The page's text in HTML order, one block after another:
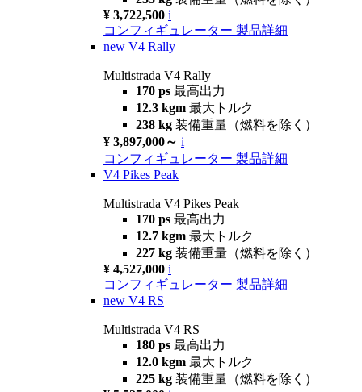
¥ 3,722,500 i
コンフィギュレーター 製品詳細
new V4 Rally
Multistrada V4 Rally
170 ps 最高出力
12.3 kgm 最大トルク
238 kg 装備重量（燃料を除く）
¥ 3,897,000～ i
コンフィギュレーター 製品詳細
V4 Pikes Peak
Multistrada V4 Pikes Peak
170 ps 最高出力
12.7 kgm 最大トルク
227 kg 装備重量（燃料を除く）
¥ 4,527,000 i
コンフィギュレーター 製品詳細
new V4 RS
Multistrada V4 RS
180 ps 最高出力
12.0 kgm 最大トルク
225 kg 装備重量（燃料を除く）